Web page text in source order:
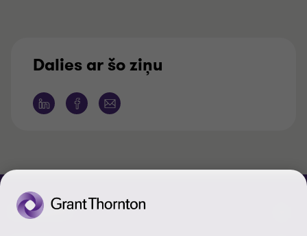
Dalies ar šo ziņu
CONNECT